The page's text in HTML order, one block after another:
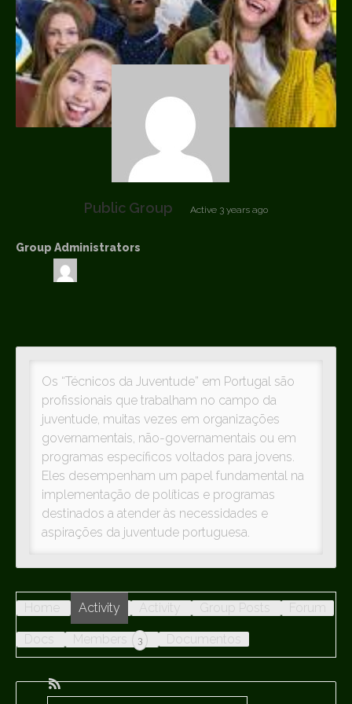
Public Group Active 3 years ago
Group
Group Administrators
Os “Técnicos da Juventude” em Portugal são
profissionais que trabalham no campo da
juventude, muitas vezes em organizações
governamentais, não-governamentais ou em
programas específicos voltados para jovens.
Eles desempenham um papel fundamental na
implementação de políticas e programas
destinados a atender às necessidades e
aspirações da juventude portuguesa.
Home Activity Activity Group Posts Forum
Docs Members 3 Documentos
RSS